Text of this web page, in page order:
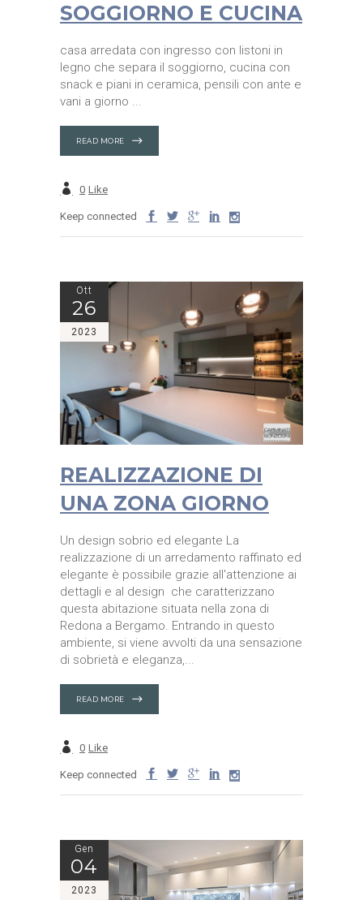
SOGGIORNO E CUCINA
casa arredata con ingresso con listoni in
legno che separa il soggiorno, cucina con
snack e piani in ceramica, pensili con ante e
vani a giorno
READ MORE
0 Like
Keep connected
Ott
26
2023
REALIZZAZIONE DI
UNA ZONA GIORNO
Un design sobrio ed elegante La
realizzazione di un arredamento raffinato ed
elegante è possibile grazie all'attenzione ai
dettagli e al design che caratterizzano
questa abitazione situata nella zona di
Redona a Bergamo. Entrando in questo
ambiente, si viene avvolti da una sensazione
di sobrietà e eleganza,
READ MORE
0 Like
Keep connected
Gen
04
2023